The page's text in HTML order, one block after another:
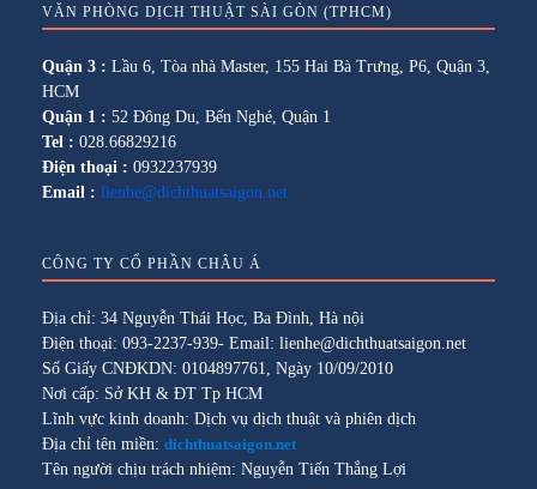
VĂN PHÒNG DỊCH THUẬT SÀI GÒN (TPHCM)
Quận 3 : Lầu 6, Tòa nhà Master, 155 Hai Bà Trưng, P6, Quận 3,
HCM
Quận 1 : 52 Đông Du, Bến Nghé, Quận 1
Tel : 028.66829216
Điện thoại : 0932237939
Email : lienhe@dichthuatsaigon.net
CÔNG TY CỔ PHẦN CHÂU Á
Địa chỉ: 34 Nguyễn Thái Học, Ba Đình, Hà nội
Điện thoại: 093-2237-939- Email: lienhe@dichthuatsaigon.net
Số Giấy CNĐKDN: 0104897761, Ngày 10/09/2010
Nơi cấp: Sở KH & ĐT Tp HCM
Lĩnh vực kinh doanh: Dịch vụ dịch thuật và phiên dịch
Địa chỉ tên miền: dichthuatsaigon.net
Tên người chịu trách nhiệm: Nguyễn Tiến Thắng Lợi